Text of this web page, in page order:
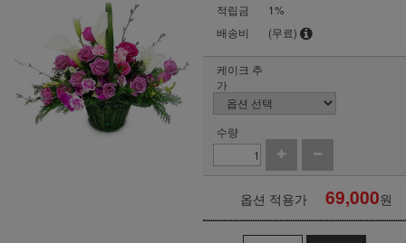
적립금
1%
배송비
(무료)
케이크 추
가
수량
옵션 적용가 69,000원